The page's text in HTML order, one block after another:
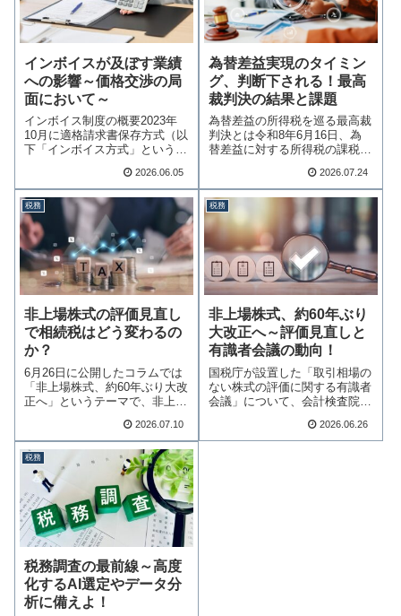
インボイスが及ぼす業績
への影響～価格交渉の局
面において～
インボイス制度の概要2023年
10月に適格請求書保存方式（以
下「インボイス方式」という）
2026.06.05
為替差益実現のタイミン
グ、判断下される！最高
裁判決の結果と課題
為替差益の所得税を巡る最高裁
判決とは令和8年6月16日、為
替差益に対する所得税の課税に
2026.07.24
税務
非上場株式の評価見直し
で相続税はどう変わるの
か？
6月26日に公開したコラムでは
「非上場株式、約60年ぶり大改
正へ」というテーマで、非上場
2026.07.10
税務
非上場株式、約60年ぶり
大改正へ～評価見直しと
有識者会議の動向！
国税庁が設置した「取引相場の
ない株式の評価に関する有識者
会議」について、会計検査院の
2026.06.26
税務
税務調査の最前線～高度
化するAI選定やデータ分
析に備えよ！